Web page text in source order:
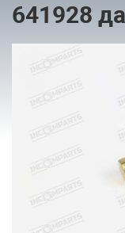
641928